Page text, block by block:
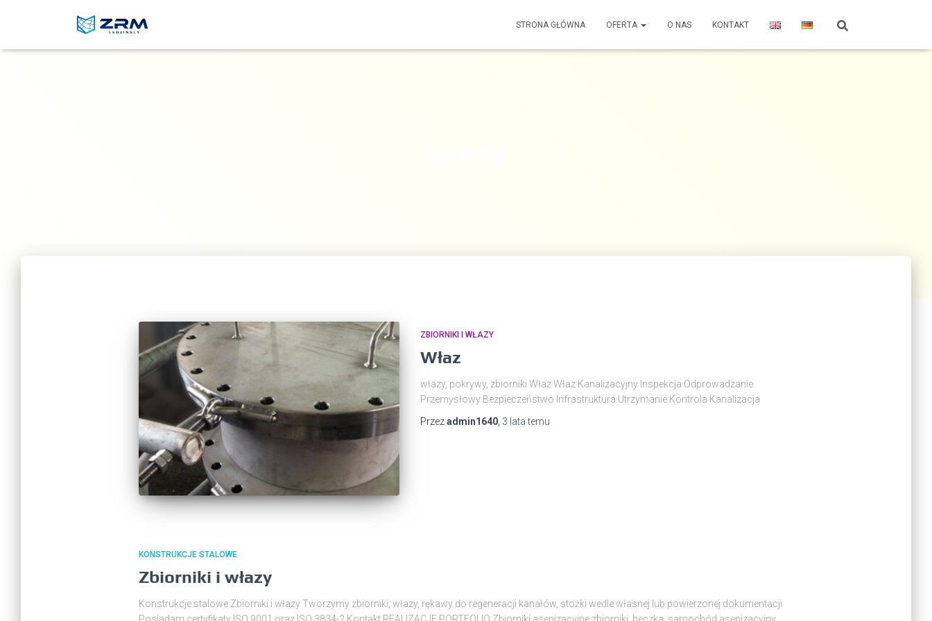
STRONA GŁÓWNA OFERTA O NAS KONTAKT
ZBIORNIKI I WŁAZY
Właz
włazy, pokrywy, zbiorniki Właz Właz Kanalizacyjny Inspekcja Odprowadzanie
Przemysłowy Bezpieczeństwo Infrastruktura Utrzymanie Kontrola Kanalizacja
Przezadmin1640, 3 latatemu
KONSTRUKCJE STALOWE
Zbiorniki i włazy
Konstrukcje stalowe Zbiorniki i włazy Tworzymy zbiorniki, włazy, rękawy do regeneracji kanałów, stożki wedle własnej lub powierzonej dokumentacji